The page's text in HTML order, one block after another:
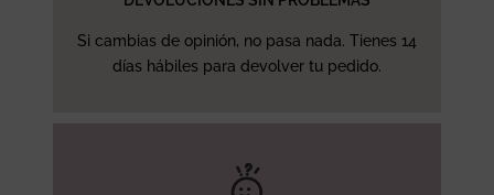
Si cambias de opinión, no pasa nada. Tienes 14
días hábiles para devolver tu pedido.